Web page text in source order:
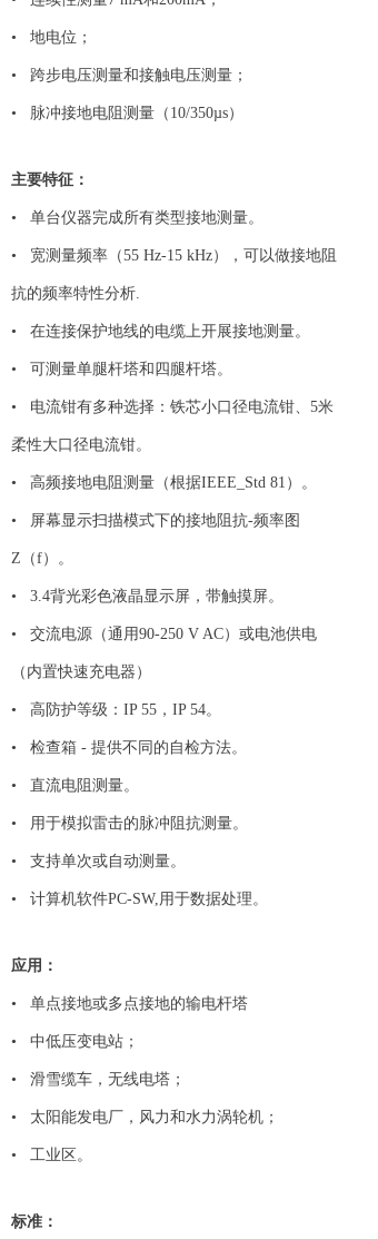
• 地电位；
• 跨步电压测量和接触电压测量；
• 脉冲接地电阻测量（10/350µs）
主要特征：
• 单台仪器完成所有类型接地测量。
• 宽测量频率（55 Hz-15 kHz），可以做接地阻
抗的频率特性分析.
• 在连接保护地线的电缆上开展接地测量。
• 可测量单腿杆塔和四腿杆塔。
• 电流钳有多种选择：铁芯小口径电流钳、5米
柔性大口径电流钳。
• 高频接地电阻测量（根据IEEE_Std 81）。
• 屏幕显示扫描模式下的接地阻抗-频率图
Z（f）。
• 3.4背光彩色液晶显示屏，带触摸屏。
• 交流电源（通用90-250 V AC）或电池供电
（内置快速充电器）
• 高防护等级：IP 55，IP 54。
• 检查箱 - 提供不同的自检方法。
• 直流电阻测量。
• 用于模拟雷击的脉冲阻抗测量。
• 支持单次或自动测量。
• 计算机软件PC-SW,用于数据处理。
应用：
• 单点接地或多点接地的输电杆塔
• 中低压变电站；
• 滑雪缆车，无线电塔；
• 太阳能发电厂，风力和水力涡轮机；
• 工业区。
标准：